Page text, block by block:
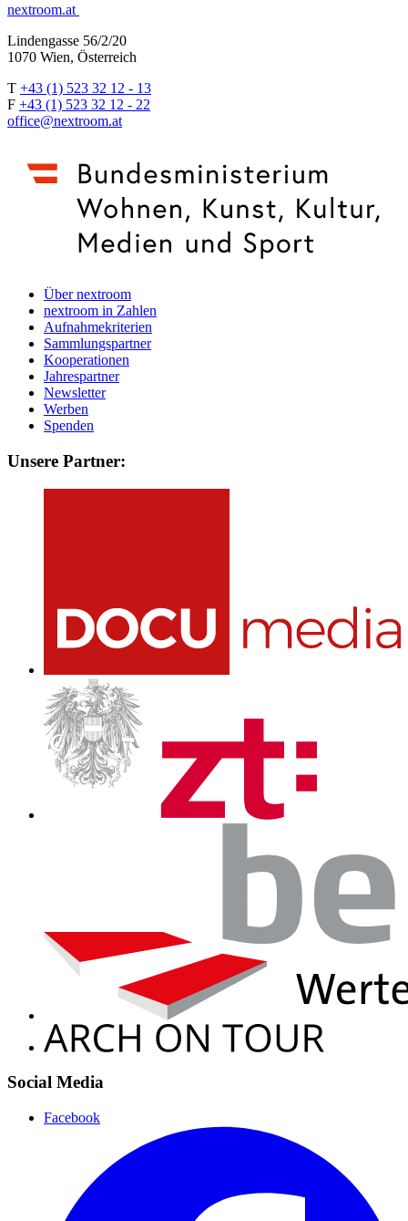
nextroom.at
Lindengasse 56/2/20
1070 Wien, Österreich
T +43 (1) 523 32 12 - 13
F +43 (1) 523 32 12 - 22
office@nextroom.at
Über nextroom
nextroom in Zahlen
Aufnahmekriterien
Sammlungspartner
Kooperationen
Jahrespartner
Newsletter
Werben
Spenden
Unsere Partner:
Social Media
Facebook